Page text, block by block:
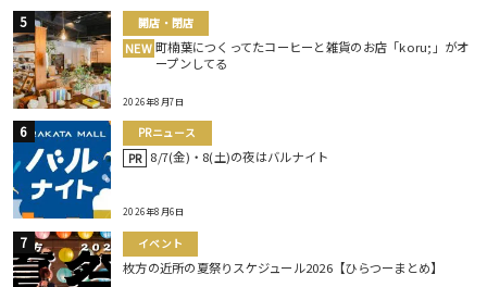
開店・閉店
NEW 町楠葉につくってたコーヒーと雑貨のお店「koru;」がオ
ープンしてる
2026年8月7日
PRニュース
PR 8/7(金)・8(土)の夜はバルナイト
2026年8月6日
イベント
枚方の近所の夏祭りスケジュール2026【ひらつーまとめ】